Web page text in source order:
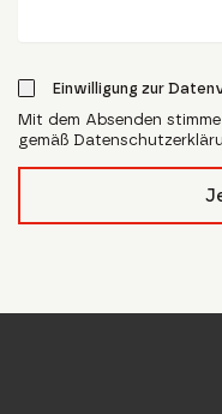
Einwilligung zur
Mit dem Absenden
gemäß